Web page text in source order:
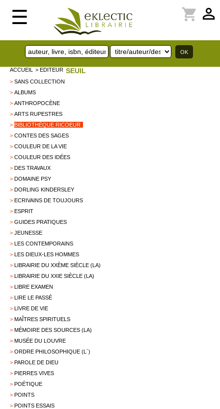
☰ perm_identity
shopping_cart
ACCUEIL > EDITEUR SEUIL
> SANS COLLECTION
> ALBUMS
> ANTHROPOCÈNE
> ARTS RUPESTRES
> BIBLIOTHÈQUE RICOEUR
> CONTES DES SAGES
> COULEUR DE LA VIE
> COULEUR DES IDÉES
> DES TRAVAUX
> DOMAINE PSY
> DORLING KINDERSLEY
> ECRIVAINS DE TOUJOURS
> ESPRIT
> GUIDES PRATIQUES
> JEUNESSE
> LES CONTEMPORAINS
> LES DIEUX-LES HOMMES
> LIBRAIRIE DU XXÈME SIÈCLE (LA)
> LIBRAIRIE DU XXIE SIÈCLE (LA)
> LIBRE EXAMEN
> LIRE LE PASSÉ
> LIVRE DE VIE
> MAÎTRES SPIRITUELS
> MÉMOIRE DES SOURCES (LA)
> MUSÉE DU LOUVRE
> ORDRE PHILOSOPHIQUE (L´)
> PAROLE DE DIEU
> PIERRES VIVES
> POÉTIQUE
> POINTS
> POINTS ESSAIS